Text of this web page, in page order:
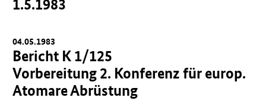
1.5.1983
04.05.1983
Bericht K 1/125
Vorbereitung 2. Konferenz für europ.
Atomare Abrüstung